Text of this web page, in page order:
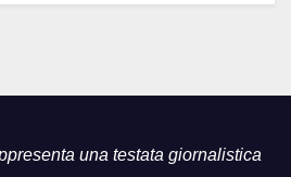
una testata giornalistica